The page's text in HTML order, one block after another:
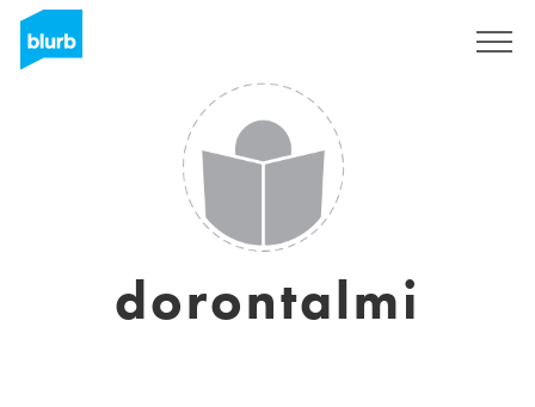
dorontalmi